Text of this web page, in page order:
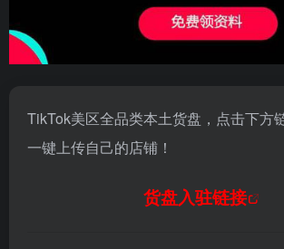
TikTok美区全品类本土货盘，点击下方
一键上传自己的店铺！
货盘入驻链接